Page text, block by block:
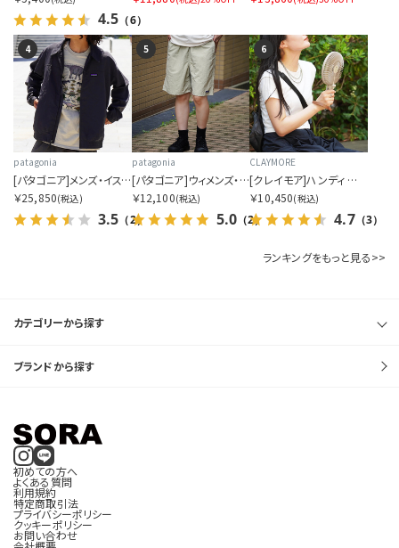
4.5 （6）
4
patagonia
[パタゴニア]メンズ・イスマス・アンラインド・ジャケット
￥25,850(税込)
3.5 （2）
5
patagonia
[パタゴニア]ウィメンズ・バギーズ・ロング
￥12,100(税込)
5.0 （2）
6
CLAYMORE
[クレイモア]ハンディ エー
￥10,450(税込)
4.7（3）
ランキングをもっと見る>>
カテゴリーから探す
ブランドから探す
初めての方へ
よくある質問
利用規約
特定商取引法
プライバシーポリシー
クッキーポリシー
お問い合わせ